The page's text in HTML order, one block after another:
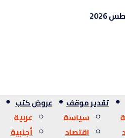
تقدير موقف
سياسة
اقتصاد
عروض كتب
عربية
أجنبية